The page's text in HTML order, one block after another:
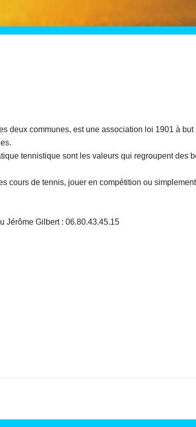
deux communes, est une association loi 1901 à
tennistique sont les valeurs qui regroupent des
cours de tennis, jouer en compétition ou
Jérôme Gilbert : 06.80.43.45.15